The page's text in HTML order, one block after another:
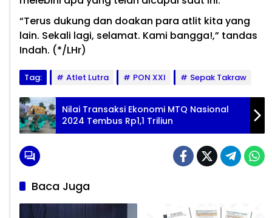
“Terus dukung dan doakan para atlit kita yang
lain. Sekali lagi, selamat. Kami bangga!,” tandas
Indah. (*/LHr)
Tag: Atlet Lutra PON XXI Sepak Takraw
Nilai Transaksi Ekonomi MTQ Nasional
2024 Tembus Rp1,1 Triliun
Baca Juga